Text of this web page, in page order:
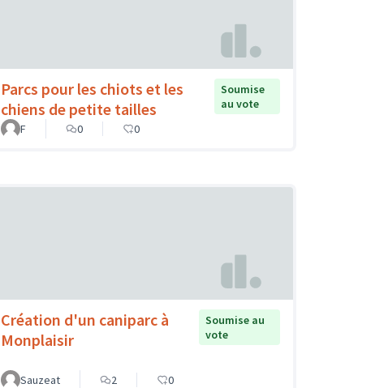
Parcs pour les chiots et les
chiens de petite tailles
Soumise
au vote
F
0 0
Création d'un caniparc à
Monplaisir
Soumise au
vote
Sauzeat 2 0